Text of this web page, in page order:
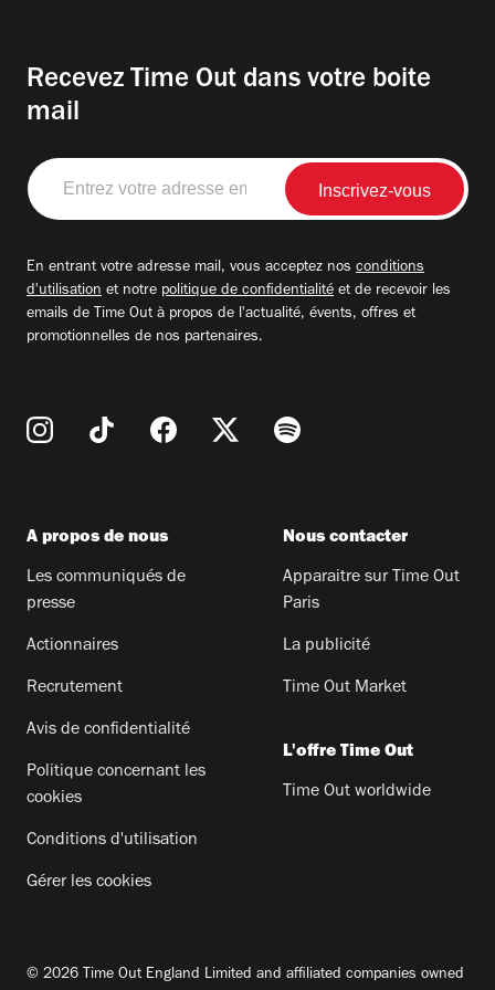
Recevez Time Out dans votre boite
mail
Entrez
votre
adresse
En entrant votre adresse mail, vous acceptez nos conditions
d'utilisation et notre politique de confidentialité et de recevoir les
emails de Time Out à propos de l'actualité, évents, offres et
promotionnelles de nos partenaires.
A propos de nous
Les communiqués de
presse
Actionnaires
Recrutement
Avis de confidentialité
Politique concernant les
cookies
Conditions d'utilisation
Gérer les cookies
Nous contacter
Apparaitre sur Time Out
Paris
La publicité
Time Out Market
L'offre Time Out
Time Out worldwide
© 2026 Time Out England Limited and affiliated companies owned